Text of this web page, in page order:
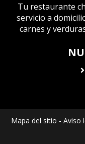
Tu restaurante
servicio a
carnes y
Mapa del sitio - Aviso